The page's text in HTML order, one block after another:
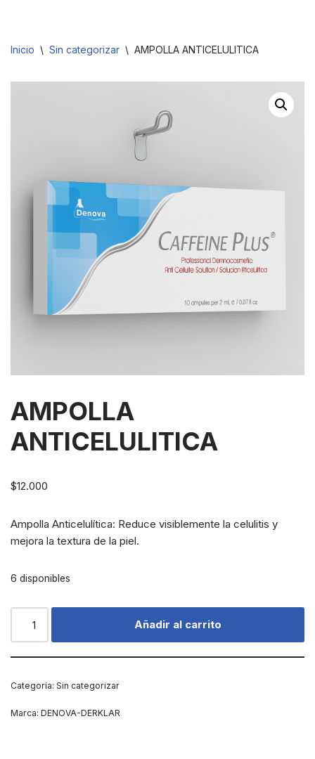
al
Inicio \ Sin categorizar \ AMPOLLA ANTICELULITICA
AMPOLLA
ANTICELULITICA
$12.000
Ampolla Anticelulítica: Reduce visiblemente la celulitis y
mejora la textura de la piel.
6 disponibles
Añadir al carrito
Categoría: Sin categorizar
Marca: DENOVA-DERKLAR